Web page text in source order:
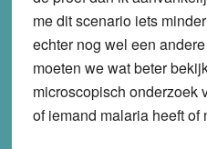
me dit scenario iets
echter nog wel een
moeten we wat beter
microscopisch onderzoek
of iemand malaria heeft of